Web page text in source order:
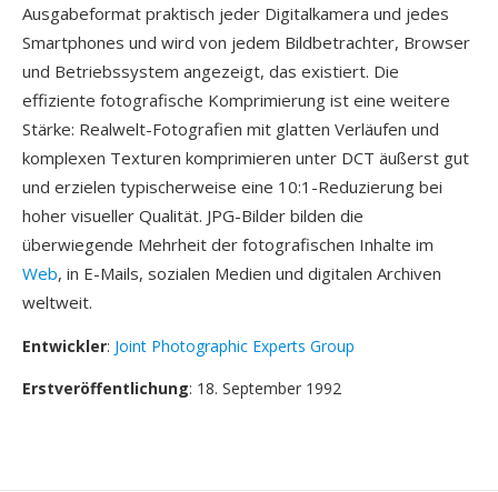
Ausgabeformat praktisch jeder Digitalkamera und jedes
Smartphones und wird von jedem Bildbetrachter, Browser
und Betriebssystem angezeigt, das existiert. Die
effiziente fotografische Komprimierung ist eine weitere
Stärke: Realwelt-Fotografien mit glatten Verläufen und
komplexen Texturen komprimieren unter DCT äußerst gut
und erzielen typischerweise eine 10:1-Reduzierung bei
hoher visueller Qualität. JPG-Bilder bilden die
überwiegende Mehrheit der fotografischen Inhalte im
Web, in E-Mails, sozialen Medien und digitalen Archiven
weltweit.
Entwickler: Joint Photographic Experts Group
Erstveröffentlichung: 18. September 1992